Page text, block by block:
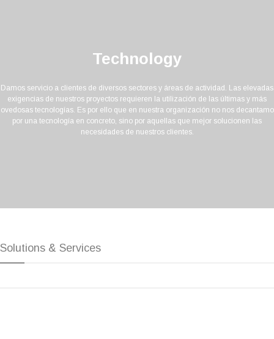
Technology
Damos servicio a clientes de diversos sectores y áreas de actividad. Las elevadas
exigencias de nuestros proyectos requieren la utilización de las últimas y más
tecnologías. Es por ello que en nuestra organización no nos
por una tecnología en concreto, sino por aquellas que mejor solucionen las
necesidades de nuestros clientes.
Solutions & Services